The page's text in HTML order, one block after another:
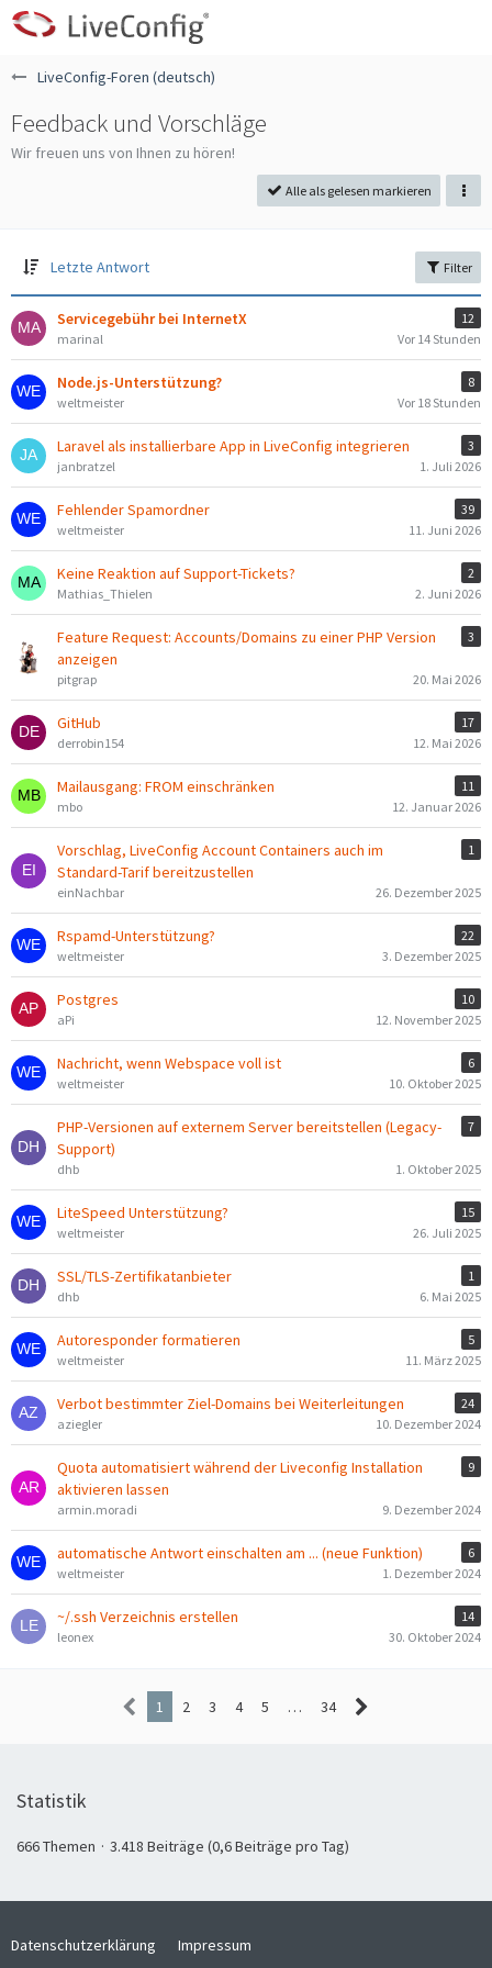
LiveConfig-Foren (deutsch)
Feedback und Vorschläge
Wir freuen uns von Ihnen zu hören!
Alle als gelesen markieren
Letzte Antwort Filter
Servicegebühr bei InternetX
12
marinal
Vor 14 Stunden
Node.js-Unterstützung?
8
weltmeister
Vor 18 Stunden
Laravel als installierbare App in LiveConfig integrieren
3
janbratzel
1. Juli 2026
Fehlender Spamordner
39
weltmeister
11. Juni 2026
Keine Reaktion auf Support-Tickets?
2
Mathias_Thielen
2. Juni 2026
Feature Request: Accounts/Domains zu einer PHP Version
anzeigen
3
pitgrap 20. Mai 2026
GitHub
17
derrobin154
12. Mai 2026
Mailausgang: FROM einschränken
11
mbo
12. Januar 2026
Vorschlag, LiveConfig Account Containers auch im
Standard-Tarif bereitzustellen
1
einNachbar 26. Dezember 2025
Rspamd-Unterstützung?
22
weltmeister
3. Dezember 2025
Postgres
10
aPi
12. November 2025
Nachricht, wenn Webspace voll ist
6
weltmeister
10. Oktober 2025
PHP-Versionen auf externem Server bereitstellen (Legacy-
Support)
7
dhb 1. Oktober 2025
LiteSpeed Unterstützung?
15
weltmeister
26. Juli 2025
SSL/TLS-Zertifikatanbieter
1
dhb
6. Mai 2025
Autoresponder formatieren
5
weltmeister
11. März 2025
Verbot bestimmter Ziel-Domains bei Weiterleitungen
24
aziegler
10. Dezember 2024
Quota automatisiert während der Liveconfig Installation
aktivieren lassen
9
armin.moradi 9. Dezember 2024
automatische Antwort einschalten am ... (neue Funktion)
6
weltmeister
1. Dezember 2024
~/.ssh Verzeichnis erstellen
14
leonex
30. Oktober 2024
1 2 3 4 5 … 34
Statistik
666 Themen 3.418 Beiträge (0,6 Beiträge pro Tag)
Datenschutzerklärung Impressum